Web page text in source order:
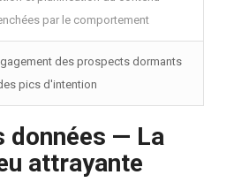
par le comportement
des prospects dormants
pics d'intention
données — La
attrayante